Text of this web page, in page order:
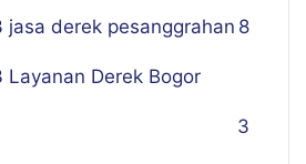
jasa derek pesanggrahan 8
Derek Bogor
3